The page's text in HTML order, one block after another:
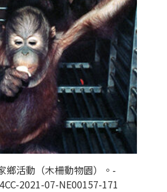
鄉活動（木柵動物園）。-
2021-07-NE00157-171